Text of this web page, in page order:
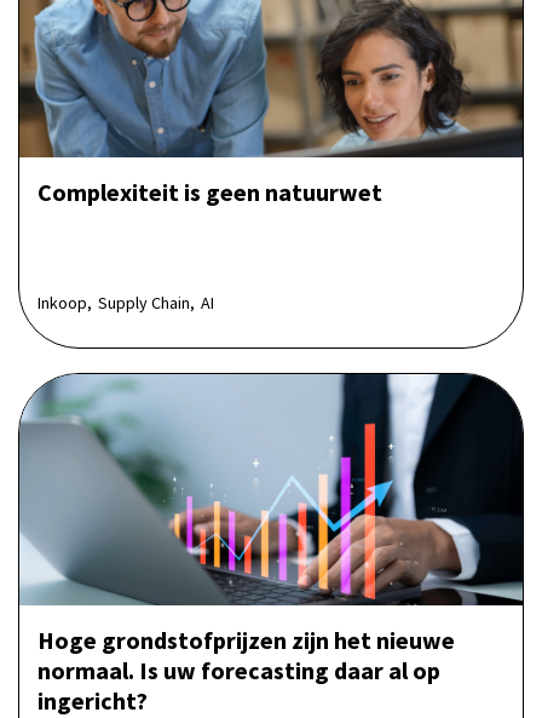
Complexiteit is geen natuurwet
Inkoop, Supply Chain, AI
Hoge grondstofprijzen zijn het nieuwe
normaal. Is uw forecasting daar al op
ingericht?